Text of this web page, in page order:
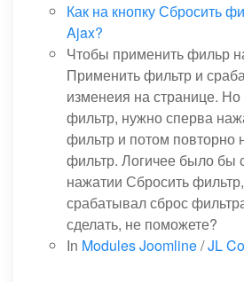
Как на кнопку Сбросить
Ajax?
Чтобы применить фильр
Применить фильтр и
изменеия на странице.
фильтр, нужно сперва
фильтр и потом повторно
фильтр. Логичее было бы
нажатии Сбросить
срабатывал сброс
сделать, не поможете?
In Modules Joomline/JL